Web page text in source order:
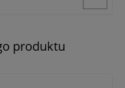
produktu